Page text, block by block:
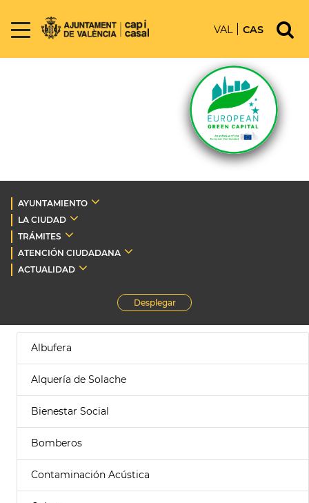
VAL CAS
AYUNTAMIENTO
LA CIUDAD
TRÁMITES
ATENCIÓN CIUDADANA
ACTUALIDAD
Desplegar
Albufera
Alquería de Solache
Bienestar Social
Bomberos
Contaminación Acústica